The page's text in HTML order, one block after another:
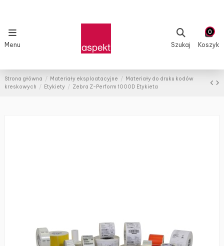
Menu Szukaj
0
Koszyk
Strona główna Materiały eksploatacyjne
Materiały do druku kodów
kreskowych
Etykiety Zebra Z-Perform 1000D Etykieta